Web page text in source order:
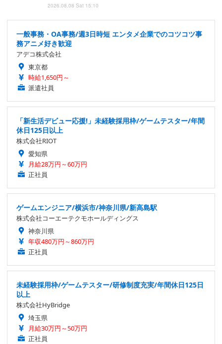
2026.08.08 Sat 15:10
一般事務・OA事務/週3日時短 エンタメ企業でのコツコツ事
務アニメ好き歓迎
アデコ株式会社
東京都
時給1,650円～
派遣社員
「新生活デビュー応援!」未経験採用枠/ゲームテスター/年間
休日125日以上
株式会社RIOT
愛知県
月給28万円～60万円
正社員
ゲームエンジニア/横浜市/神奈川県/新高島駅
株式会社コーエーテクモホールディングス
神奈川県
年収480万円～860万円
正社員
未経験採用枠/ゲームテスター/研修制度充実/年間休日125日
以上
株式会社HyBridge
埼玉県
月給30万円～50万円
正社員